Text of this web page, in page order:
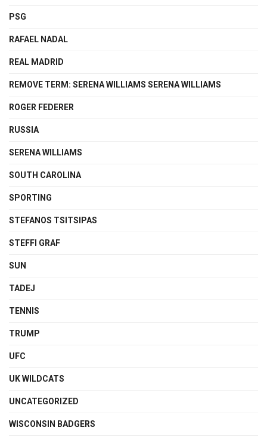
PSG
RAFAEL NADAL
REAL MADRID
REMOVE TERM: SERENA WILLIAMS SERENA WILLIAMS
ROGER FEDERER
RUSSIA
SERENA WILLIAMS
SOUTH CAROLINA
SPORTING
STEFANOS TSITSIPAS
STEFFI GRAF
SUN
TADEJ
TENNIS
TRUMP
UFC
UK WILDCATS
UNCATEGORIZED
WISCONSIN BADGERS